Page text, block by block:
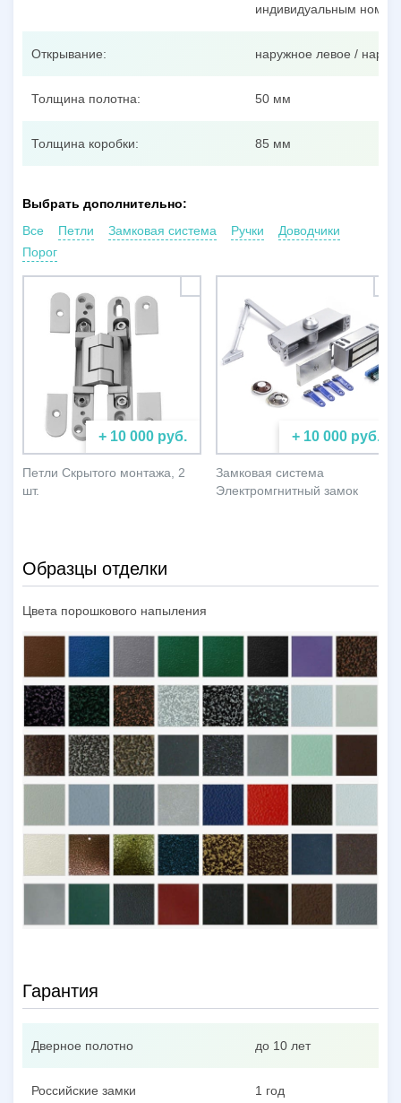
индивидуальным
Открывание: наружное левое /
Толщина полотна: 50 мм
Толщина коробки: 85 мм
Выбрать дополнительно:
Все
Петли Замковая система Ручки
Доводчики
Порог
+ 10 000 руб.
Петли Скрытого монтажа, 2
шт.
+ 10 000 руб.
Замковая система
Электромгнитный замок
Образцы отделки
Цвета порошкового напыления
Гарантия
Дверное полотно до 10 лет
Российские замки 1 год